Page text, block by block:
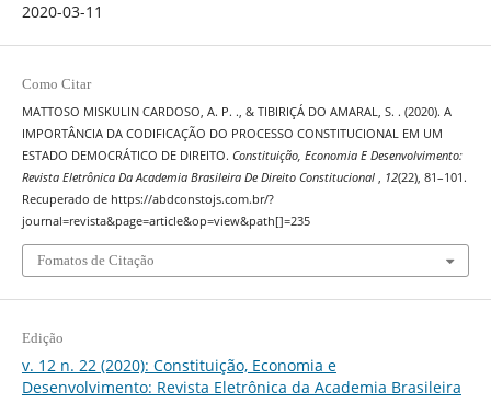
2020-03-11
Como Citar
MATTOSO MISKULIN CARDOSO, A. P. ., & TIBIRIÇÁ DO AMARAL, S. . (2020). A
IMPORTÂNCIA DA CODIFICAÇÃO DO PROCESSO CONSTITUCIONAL EM UM
ESTADO DEMOCRÁTICO DE DIREITO. Constituição, Economia E Desenvolvimento:
Revista Eletrônica Da Academia Brasileira De Direito Constitucional , 12(22), 81–101.
Recuperado de https://abdconstojs.com.br/?
journal=revista&page=article&op=view&path[]=235
Fomatos de Citação
Edição
v. 12 n. 22 (2020): Constituição, Economia e
Desenvolvimento: Revista Eletrônica da Academia Brasileira